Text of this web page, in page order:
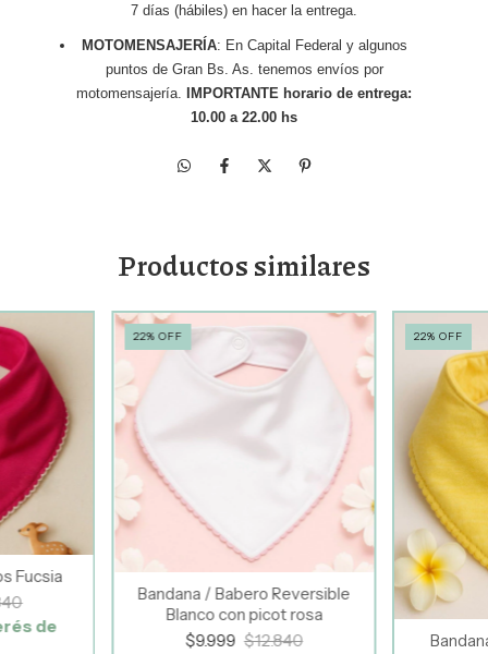
7 días (hábiles) en hacer la entrega.
MOTOMENSAJERÍA: En Capital Federal y algunos
puntos de Gran Bs. As. tenemos envíos por
motomensajería.
IMPORTANTE horario de entrega:
10.00 a 22.00 hs
Productos similares
Fucsia
de
22%OFF
Bandana / Babero Reversible
Blanco con picot rosa
$9.999 $12.840
22%OFF